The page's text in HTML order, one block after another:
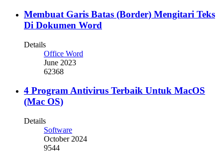
Membuat Garis Batas (Border) Mengitari Teks
Di Dokumen Word
Details
Office Word
June 2023
62368
4 Program Antivirus Terbaik Untuk MacOS
(Mac OS)
Details
Software
October 2024
9544